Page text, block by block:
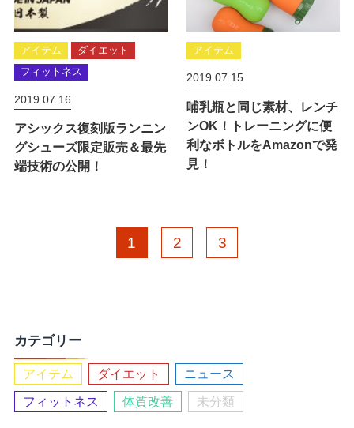
アイテム
ダイエット
フィットネス
2019.07.16
アシックス復刻版ランニン
グシューズ限定販売＆最先
端技術の公開！
アイテム
2019.07.15
哺乳瓶と同じ素材、レンチ
ンOK！トレーニングに便
利なボトルをAmazonで発
見！
1 2 3
カテゴリー
アイテム ダイエット ニュース
フィットネス 体質改善 未分類